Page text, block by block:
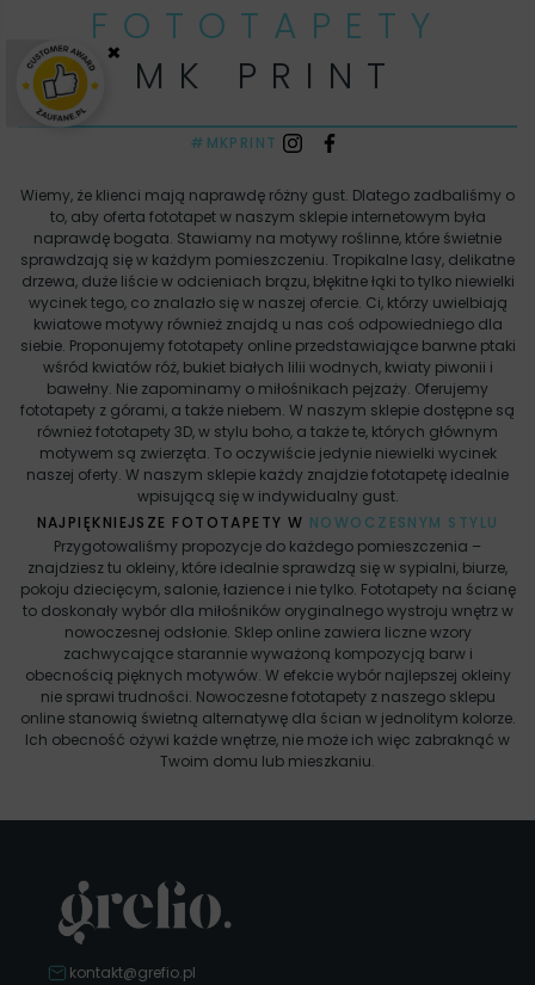
FOTOTAPETY
MK PRINT
#MKPRINT
Wiemy, że klienci mają naprawdę różny gust. Dlatego zadbaliśmy o
to, aby oferta fototapet w naszym sklepie internetowym była
naprawdę bogata. Stawiamy na motywy roślinne, które świetnie
sprawdzają się w każdym pomieszczeniu. Tropikalne lasy, delikatne
drzewa, duże liście w odcieniach brązu, błękitne łąki to tylko niewielki
wycinek tego, co znalazło się w naszej ofercie. Ci, którzy uwielbiają
kwiatowe motywy również znajdą u nas coś odpowiedniego dla
siebie. Proponujemy fototapety online przedstawiające barwne ptaki
wśród kwiatów róż, bukiet białych lilii wodnych, kwiaty piwonii i
bawełny. Nie zapominamy o miłośnikach pejzaży. Oferujemy
fototapety z górami, a także niebem. W naszym sklepie dostępne są
również fototapety 3D, w stylu boho, a także te, których głównym
motywem są zwierzęta. To oczywiście jedynie niewielki wycinek
naszej oferty. W naszym sklepie każdy znajdzie fototapetę idealnie
wpisującą się w indywidualny gust.
NAJPIĘKNIEJSZE FOTOTAPETY W NOWOCZESNYM STYLU
Przygotowaliśmy propozycje do każdego pomieszczenia –
znajdziesz tu okleiny, które idealnie sprawdzą się w sypialni, biurze,
pokoju dziecięcym, salonie, łazience i nie tylko. Fototapety na ścianę
to doskonały wybór dla miłośników oryginalnego wystroju wnętrz w
nowoczesnej odsłonie. Sklep online zawiera liczne wzory
zachwycające starannie wyważoną kompozycją barw i
obecnością pięknych motywów. W efekcie wybór najlepszej okleiny
nie sprawi trudności. Nowoczesne fototapety z naszego sklepu
online stanowią świetną alternatywę dla ścian w jednolitym kolorze.
Ich obecność ożywi każde wnętrze, nie może ich więc zabraknąć w
Twoim domu lub mieszkaniu.
kontakt@grefio.pl
×